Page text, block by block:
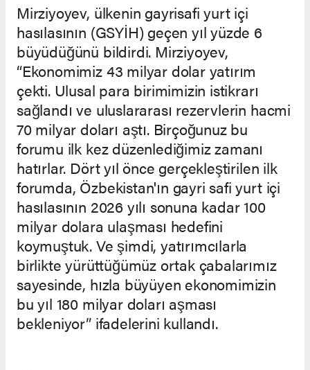
Mirziyoyev, ülkenin gayrisafi yurt içi
hasılasının (GSYİH) geçen yıl yüzde 6
büyüdüğünü bildirdi. Mirziyoyev,
“Ekonomimiz 43 milyar dolar yatırım
çekti. Ulusal para birimimizin istikrarı
sağlandı ve uluslararası rezervlerin hacmi
70 milyar doları aştı. Birçoğunuz bu
forumu ilk kez düzenlediğimiz zamanı
hatırlar. Dört yıl önce gerçekleştirilen ilk
forumda, Özbekistan'ın gayri safi yurt içi
hasılasının 2026 yılı sonuna kadar 100
milyar dolara ulaşması hedefini
koymuştuk. Ve şimdi, yatırımcılarla
birlikte yürüttüğümüz ortak çabalarımız
sayesinde, hızla büyüyen ekonomimizin
bu yıl 180 milyar doları aşması
bekleniyor” ifadelerini kullandı.